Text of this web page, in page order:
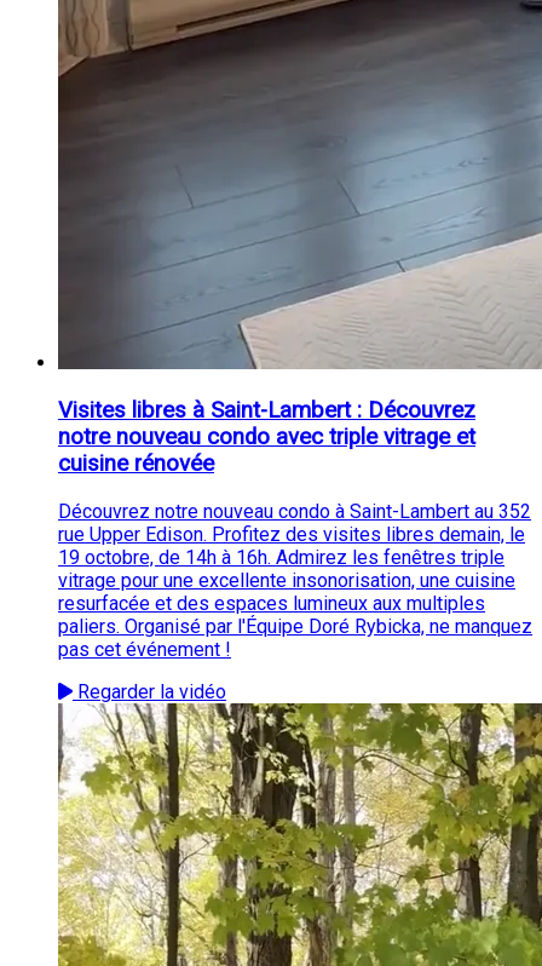
Visites libres à Saint-Lambert : Découvrez
notre nouveau condo avec triple vitrage et
cuisine rénovée
Découvrez notre nouveau condo à Saint-Lambert au 352
rue Upper Edison. Profitez des visites libres demain, le
19 octobre, de 14h à 16h. Admirez les fenêtres triple
vitrage pour une excellente insonorisation, une cuisine
resurfacée et des espaces lumineux aux multiples
paliers. Organisé par l'Équipe Doré Rybicka, ne manquez
pas cet événement !
Regarder la vidéo